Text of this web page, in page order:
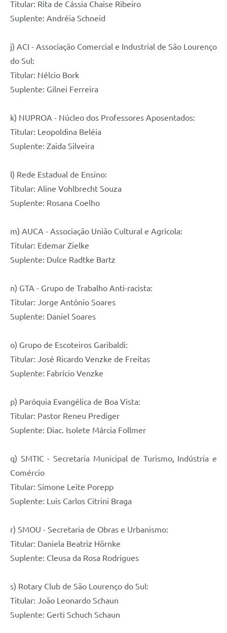
Titular: Rita de Cássia Chaise Ribeiro
Suplente: Andréia Schneid
j) ACI - Associação Comercial e Industrial de São Lourenço
do Sul:
Titular: Nélcio Bork
Suplente: Gilnei Ferreira
k) NUPROA - Núcleo dos Professores Aposentados:
Titular: Leopoldina Beléia
Suplente: Zaida Silveira
l) Rede Estadual de Ensino:
Titular: Aline Vohlbrecht Souza
Suplente: Rosana Coelho
m) AUCA - Associação União Cultural e Agrícola:
Titular: Edemar Zielke
Suplente: Dulce Radtke Bartz
n) GTA - Grupo de Trabalho Anti-racista:
Titular: Jorge Antônio Soares
Suplente: Daniel Soares
o) Grupo de Escoteiros Garibaldi:
Titular: José Ricardo Venzke de Freitas
Suplente: Fabrício Venzke
p) Paróquia Evangélica de Boa Vista:
Titular: Pastor Reneu Prediger
Suplente: Diac. Isolete Márcia Follmer
q) SMTIC - Secretaria Municipal de Turismo, Indústria e
Comércio
Titular: Simone Leite Porepp
Suplente: Luis Carlos Citrini Braga
r) SMOU - Secretaria de Obras e Urbanismo:
Titular: Daniela Beatriz Hörnke
Suplente: Cleusa da Rosa Rodrigues
s) Rotary Club de São Lourenço do Sul:
Titular: João Leonardo Schaun
Suplente: Gerti Schuch Schaun